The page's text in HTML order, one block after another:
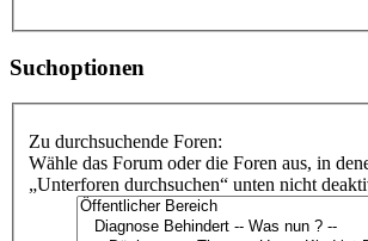
Suchoptionen
Zu durchsuchende Foren:
Wähle das Forum oder die Foren aus, in
„Unterforen durchsuchen“ unten nicht